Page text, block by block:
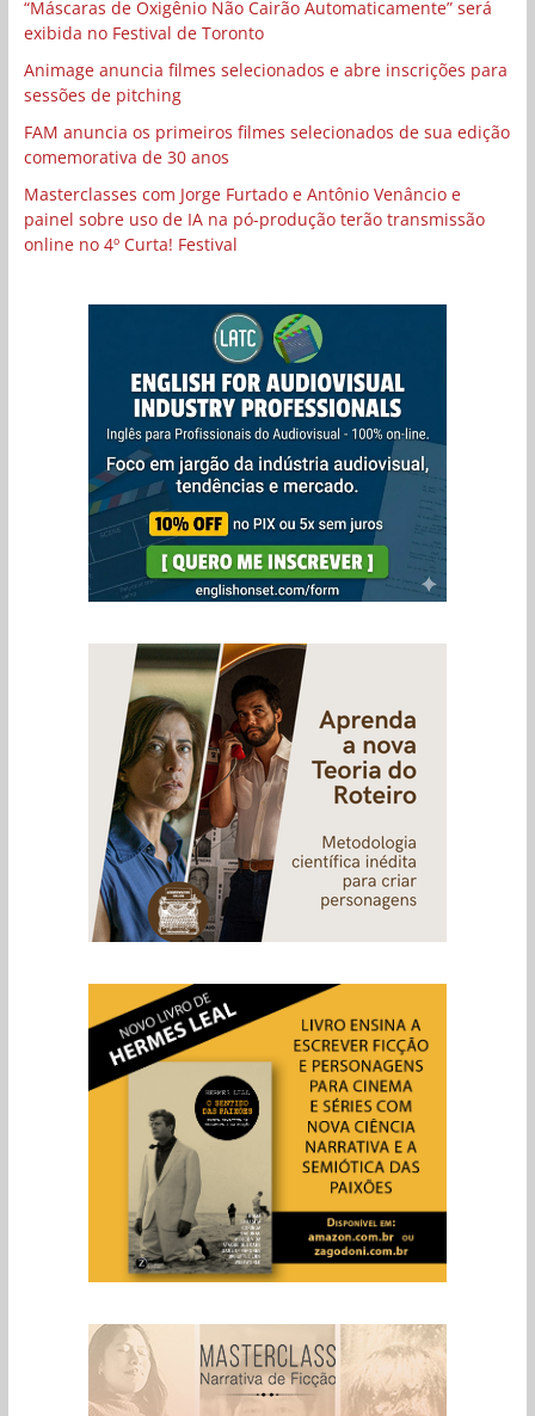
“Máscaras de Oxigênio Não Cairão Automaticamente” será
exibida no Festival de Toronto
Animage anuncia filmes selecionados e abre inscrições para
sessões de pitching
FAM anuncia os primeiros filmes selecionados de sua edição
comemorativa de 30 anos
Masterclasses com Jorge Furtado e Antônio Venâncio e
painel sobre uso de IA na pó-produção terão transmissão
online no 4º Curta! Festival